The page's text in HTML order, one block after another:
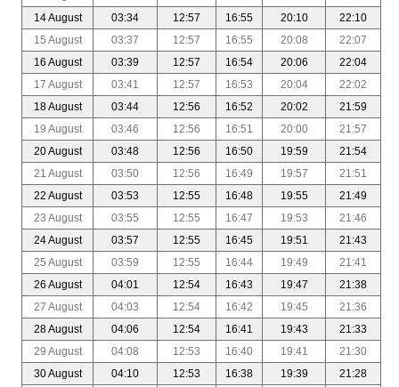
14 August
03:34 12:57 16:55 20:10
22:10
15 August
03:37 12:57 16:55 20:08
22:07
16 August
03:39 12:57 16:54 20:06
22:04
17 August
03:41 12:57 16:53 20:04
22:02
18 August
03:44 12:56 16:52 20:02
21:59
19 August
03:46 12:56 16:51 20:00
21:57
20 August
03:48 12:56 16:50 19:59
21:54
21 August
03:50 12:56 16:49 19:57
21:51
22 August
03:53 12:55 16:48 19:55
21:49
23 August
03:55 12:55 16:47 19:53
21:46
24 August
03:57 12:55 16:45 19:51
21:43
25 August
03:59 12:55 16:44 19:49
21:41
26 August
04:01 12:54 16:43 19:47
21:38
27 August
04:03 12:54 16:42 19:45
21:36
28 August
04:06 12:54 16:41 19:43
21:33
29 August
04:08 12:53 16:40 19:41
21:30
30 August
04:10 12:53 16:38 19:39
21:28